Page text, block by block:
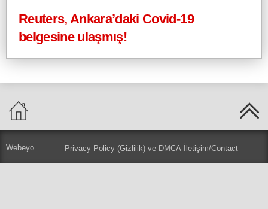
Reuters, Ankara’daki Covid-19
belgesine ulaşmış!
Webeyo Privacy Policy (Gizlilik) ve DMCA İletişim/Contact